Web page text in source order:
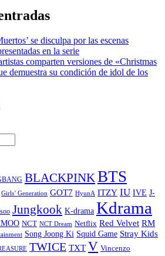
se disculpa por las escenas
en la serie
comparten versiones de «Christmas
demuestra su condición de idol de los
BLACKPINKBTS
Girls’ Generation GOT7 HyunA ITZY IU IVE J-
Jungkook K-drama Kdrama
NCT NCT Dream Netflix Red Velvet RM
Song Joong Ki Squid Game Stray Kids
TWICE TXT V Vincenzo